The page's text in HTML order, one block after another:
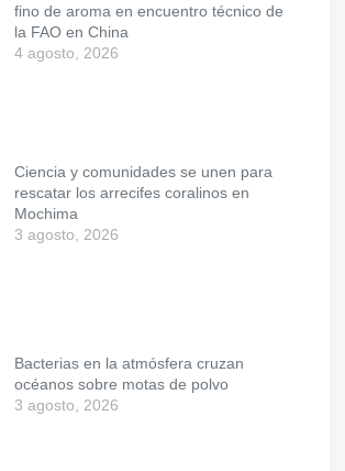
fino de aroma en encuentro técnico de
la FAO en China
4 agosto, 2026
Ciencia y comunidades se unen para
rescatar los arrecifes coralinos en
Mochima
3 agosto, 2026
Bacterias en la atmósfera cruzan
océanos sobre motas de polvo
3 agosto, 2026